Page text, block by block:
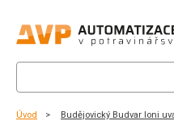
Úvod Budějovický Budvar loni